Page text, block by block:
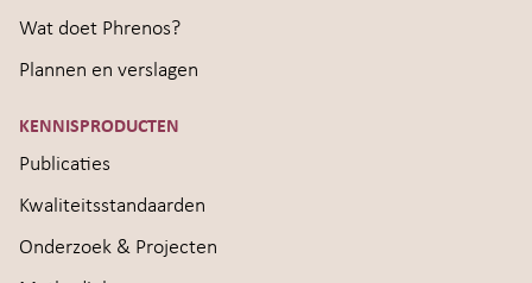
Wat doet Phrenos?
Plannen en verslagen
KENNISPRODUCTEN
Publicaties
Kwaliteitsstandaarden
Onderzoek & Projecten